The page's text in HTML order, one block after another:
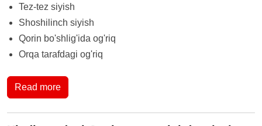
Tez-tez siyish
Shoshilinch siyish
Qorin bo'shlig'ida og'riq
Orqa tarafdagi og'riq
Read more